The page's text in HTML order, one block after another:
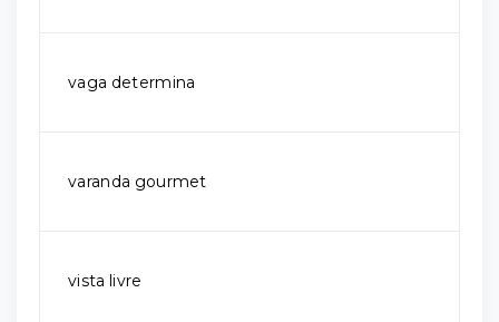
vaga determina
varanda gourmet
vista livre